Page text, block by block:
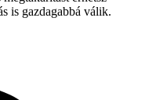
is gazdagabbá válik.